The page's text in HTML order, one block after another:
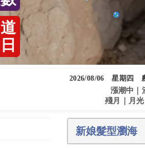
道
日
2026/08/06 星期四
漲潮中｜
殘月｜月
新娘髮型瀏海